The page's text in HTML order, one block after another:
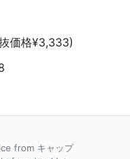
価格¥3,333)
from キャップ